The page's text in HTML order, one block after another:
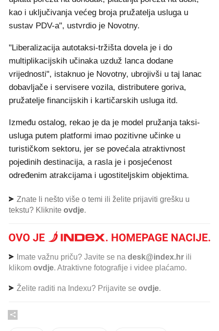
kao i uključivanja većeg broja pružatelja usluga u
sustav PDV-a", ustvrdio je Novotny.
"Liberalizacija autotaksi-tržišta dovela je i do
multiplikacijskih učinaka uzduž lanca dodane
vrijednosti", istaknuo je Novotny, ubrojivši u taj lanac
dobavljače i servisere vozila, distributere goriva,
pružatelje financijskih i kartičarskih usluga itd.
Između ostalog, rekao je da je model pružanja taksi-
usluga putem platformi imao pozitivne učinke u
turističkom sektoru, jer se povećala atraktivnost
pojedinih destinacija, a rasla je i posjećenost
određenim atrakcijama i ugostiteljskim objektima.
Znate li nešto više o temi ili želite prijaviti grešku u
tekstu? Kliknite ovdje.
Imate važnu priču? Javite se na desk@index.hr ili
klikom ovdje. Atraktivne fotografije i videe plaćamo.
Želite raditi na Indexu? Prijavite se ovdje.